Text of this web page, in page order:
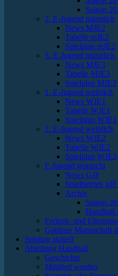
Saison
2. E-Jugend männlich
News MJE2
Tabelle mJE2
Spielplan mJE2
3. E-Jugend männlich
News MJE3
Tabelle MJE3
Spielplan MJE3
1. E-Jugend weiblich
News WJE1
Tabelle WJE1
Spielplan WJE1
2. E-Jugend weiblich
News WJE2
Tabelle WJE2
Spielplan WJE2
F-Jugend gemischt
News GJF
Spielbetrieb
Archiv
Saison
Handball
Freizeit- und
Gohliser Mannschaft
Spieltag aktuell
Abteilung Handball
Geschichte
Mitglied werden